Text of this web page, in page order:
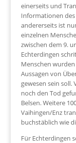
einerseits und
Informationen
andererseits ist
einzelnen
zwischen dem 9.
Echterdingen
Menschen
Aussagen von
gewesen sein
noch den Tod
Belsen. Weitere
Vaihingen/Enz
buchstäblich wie
Für Echterdingen